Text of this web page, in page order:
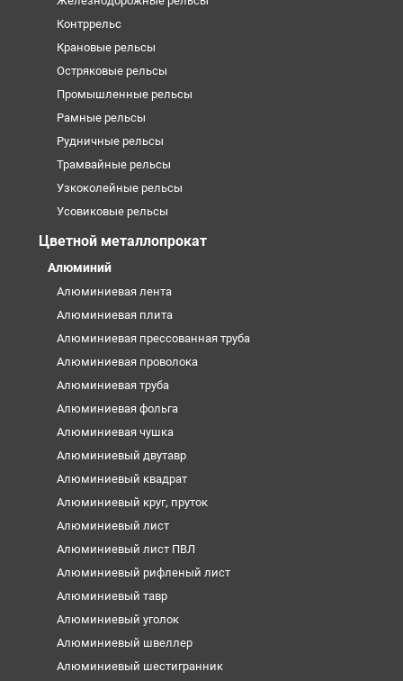
Контррельс
Крановые рельсы
Остряковые рельсы
Промышленные рельсы
Рамные рельсы
Рудничные рельсы
Трамвайные рельсы
Узкоколейные рельсы
Усовиковые рельсы
Цветной металлопрокат
Алюминий
Алюминиевая лента
Алюминиевая плита
Алюминиевая прессованная труба
Алюминиевая проволока
Алюминиевая труба
Алюминиевая фольга
Алюминиевая чушка
Алюминиевый двутавр
Алюминиевый квадрат
Алюминиевый круг, пруток
Алюминиевый лист
Алюминиевый лист ПВЛ
Алюминиевый рифленый лист
Алюминиевый тавр
Алюминиевый уголок
Алюминиевый швеллер
Алюминиевый шестигранник